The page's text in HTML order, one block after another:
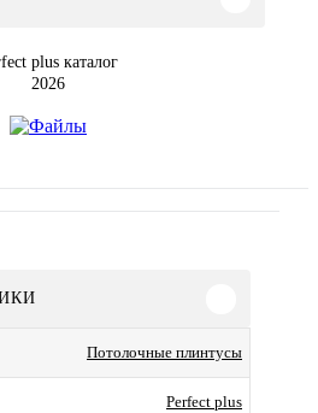
plus каталог
2026
Потолочные плинтусы
Perfect plus